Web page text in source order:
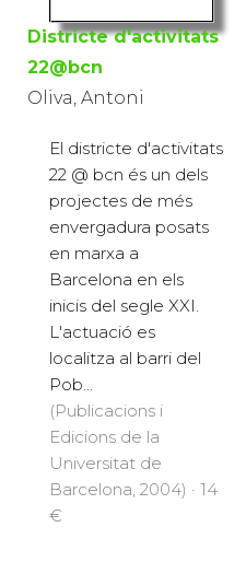
Districte d'activitats
22@bcn
Oliva, Antoni
El districte d'activitats
22 @ bcn és un dels
projectes de més
envergadura posats
en marxa a
Barcelona en els
inicis del segle XXI.
L'actuació es
localitza al barri del
Pob...
(Publicacions i
Edicions de la
Universitat de
Barcelona, 2004) · 14
€